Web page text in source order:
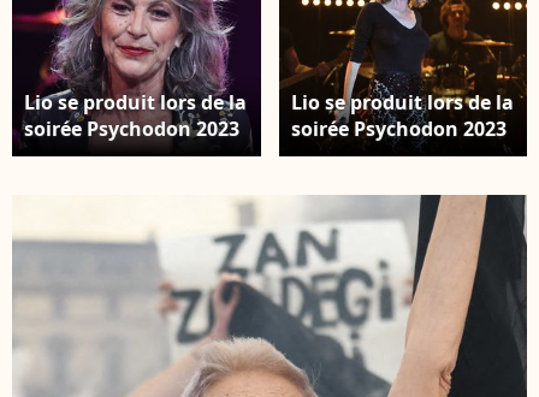
Lio se produit lors de la
soirée Psychodon 2023
à l' Olympia le 12 juin
Berzane/ABACAPRESS.COM
Lio se produit lors de la
soirée Psychodon 2023
à l' Olympia le 12 juin
Photo par Nasser
Berzane/